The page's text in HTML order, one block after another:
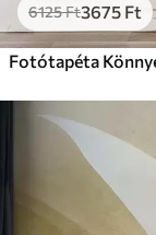
6125Ft3675 Ft